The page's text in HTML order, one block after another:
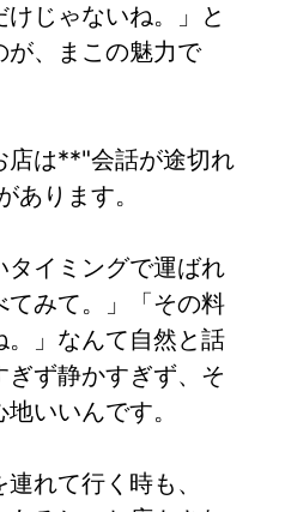
じゃないね。」と
が、まこの魅力で
店は**"会話が途切れ
あります。
イミングで運ばれ
てみて。」「その料
」なんて自然と話
ず静かすぎず、そ
いいんです。
れて行く時も、